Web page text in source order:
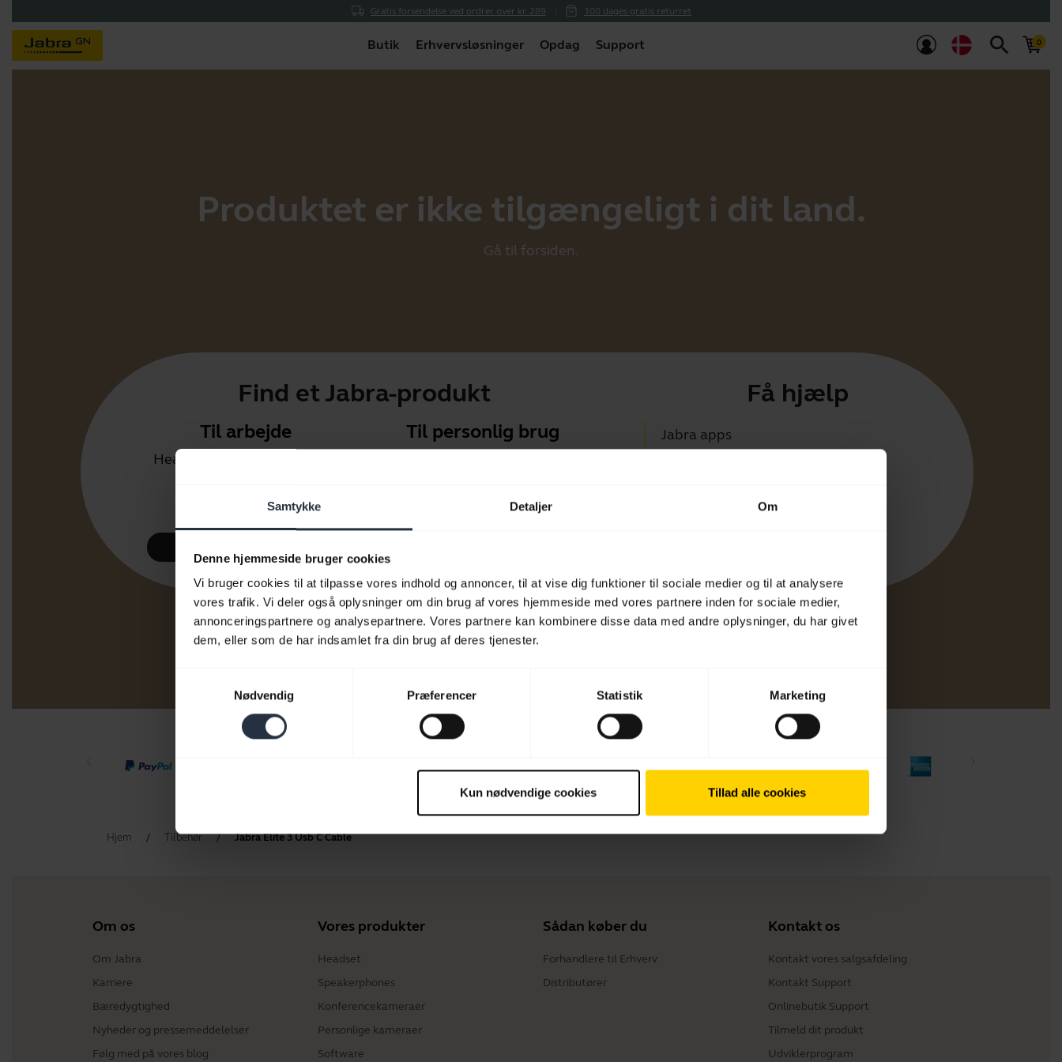
Gratis forsendelse ved ordrer over kr. 289 100 dages gratis returret
Samtykke Detaljer Om
Denne hjemmeside bruger cookies
Vi bruger cookies til at tilpasse vores indhold og annoncer, til at vise dig funktioner til sociale medier og til at analysere
vores trafik. Vi deler også oplysninger om din brug af vores hjemmeside med vores partnere inden for sociale medier,
annonceringspartnere og analysepartnere. Vores partnere kan kombinere disse data med andre oplysninger, du har givet
dem, eller som de har indsamlet fra din brug af deres tjenester.
Nødvendig
Præferencer Statistik Marketing
Kun nødvendige cookies Tillad alle cookies
Butik Erhvervsløsninger Opdag Support search
Produktet er ikke tilgængeligt i dit land.
Gå til forsiden.
Find et Jabra-produkt
Til arbejde
Headsets og speakerphones
kontaktcenteret.
Til personlig brug
Få hjælp
Jabra apps
Hjem Tilbehør Jabra Elite 3 Usb C Cable
Om os
Om Jabra
Karriere
Bæredygtighed
Nyheder og pressemeddelelser
Følg med på vores blog
Vores produkter
Headset
Speakerphones
Konferencekameraer
Personlige kameraer
Software
Sådan køber du
Forhandlere til Erhverv
Distributører
Kontakt os
Kontakt vores salgsafdeling
Kontakt Support
Onlinebutik Support
Tilmeld dit produkt
Udviklerprogram